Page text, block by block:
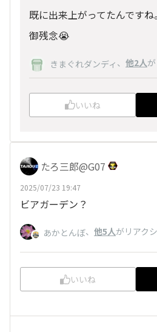
既に出来上がってたんですね。
御残念😭
きまぐれダンディ 、 他2人
いいね
たろ三郎@G07
2025/07/23 19:47
ビアガーデン？
あかとんぼ、 他5人がリアク
いいね